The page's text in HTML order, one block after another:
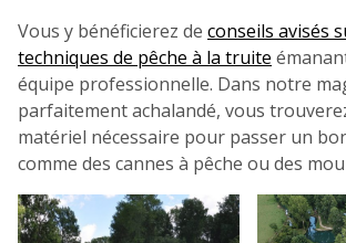
Vous y bénéficierez de conseils avisés
techniques de pêche à la truite
équipe professionnelle. Dans notre
parfaitement achalandé, vous
matériel nécessaire pour passer un
comme des cannes à pêche ou des